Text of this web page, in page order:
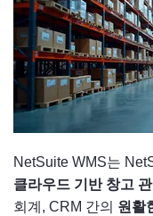
NetSuite WMS는
클라우드 기반 창고
회계, CRM 간의 원활